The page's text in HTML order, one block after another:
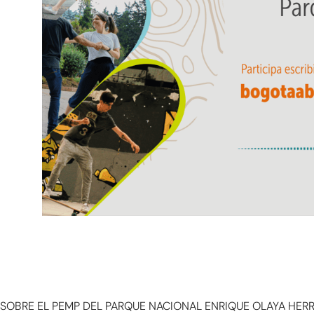
SOBRE EL PEMP DEL PARQUE NACIONAL ENRIQUE OLAYA